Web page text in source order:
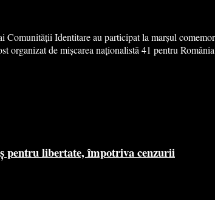
Comunității Identitare au participat la marșul
organizat de mișcarea naționalistă 41 pentru
pentru libertate, împotriva cenzurii